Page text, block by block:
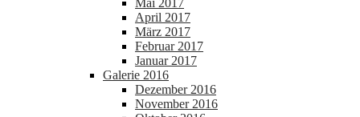
April 2017
März 2017
Februar 2017
Januar 2017
Galerie 2016
Dezember 2016
November 2016